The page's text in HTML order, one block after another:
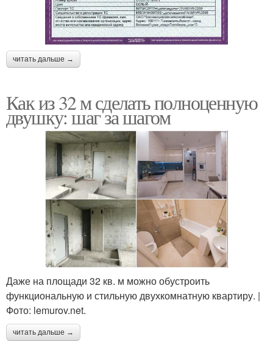
читать дальше →
Как из 32 м сделать полноценную
двушку: шаг за шагом
Даже на площади 32 кв. м можно обустроить
функциональную и стильную двухкомнатную квартиру. |
Фото: lemurov.net.
читать дальше →